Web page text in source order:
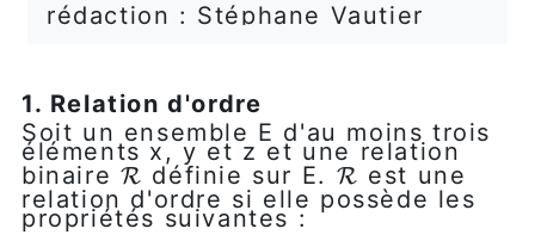
rédaction : Stéphane Vautier
1. Relation d'ordre
Soit un ensemble E d'au moins trois
éléments x, y et z et une relation
binaire R
R définie sur E. R
R est une
relation d'ordre si elle possède les
propriétés suivantes :